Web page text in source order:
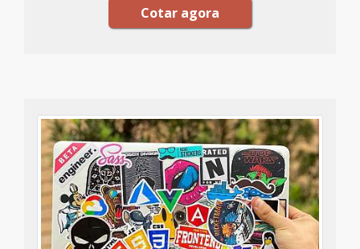
Cotar agora